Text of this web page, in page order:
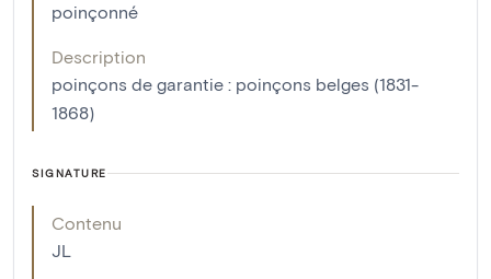
poinçonné
Description
poinçons de garantie : poinçons belges (1831-
1868)
SIGNATURE
Contenu
JL